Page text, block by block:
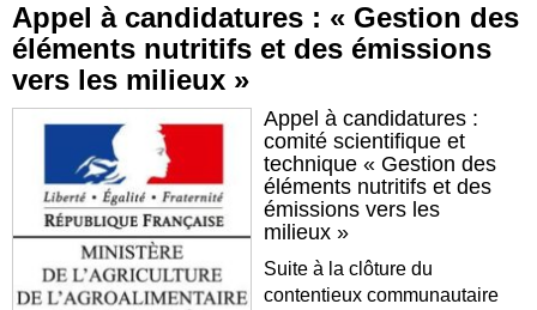
Appel à candidatures : « Gestion des
éléments nutritifs et des émissions
vers les milieux »
Appel à candidatures :
comité scientifique et
technique « Gestion des
éléments nutritifs et des
émissions vers les
milieux »
Suite à la clôture du
contentieux communautaire